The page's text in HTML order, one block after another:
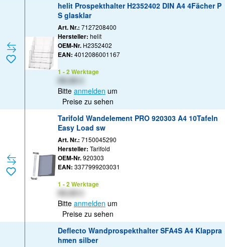
helit Prospekthalter H2352402 DIN A4 4Fächer P
S glasklar
Art. Nr.: 7127208400
Hersteller: helit
OEM-Nr. H2352402
EAN: 4012086001167
1 - 2 Werktage
Bitte anmelden um
Preise zu sehen
Tarifold Wandelement PRO 920303 A4 10Tafeln
Easy Load sw
Art. Nr.: 7150045290
Hersteller: Tarifold
OEM-Nr.920303
EAN: 3377999203031
1 - 2 Werktage
Bitte anmelden um
Preise zu sehen
Deflecto Wandprospekthalter SFA4S A4 Klappra
hmen silber